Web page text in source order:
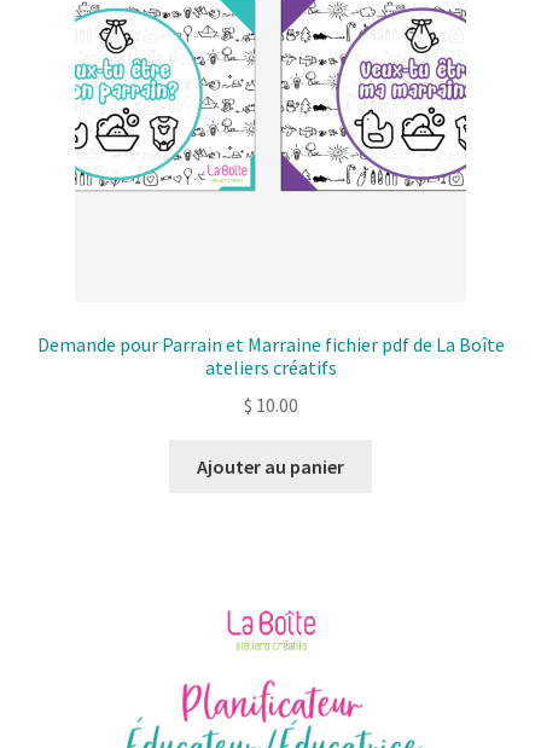
Politique de confidentialité
Demande pour Parrain et Marraine fichier pdf de La Boîte
ateliers créatifs
$ 10.00
Ajouter au panier